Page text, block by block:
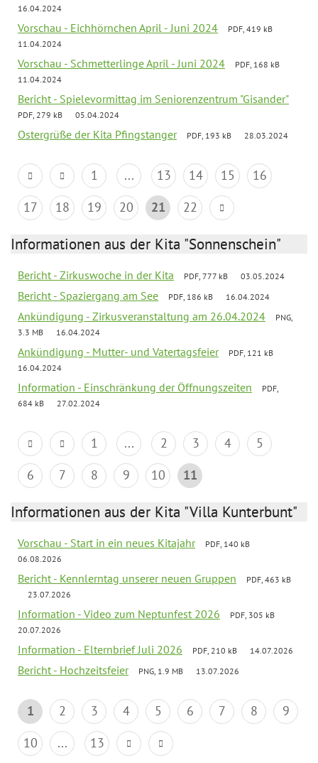
16.04.2024
Vorschau - Eichhörnchen April - Juni 2024
PDF, 419 kB
11.04.2024
Vorschau - Schmetterlinge April - Juni 2024
PDF, 168 kB
11.04.2024
Bericht - Spielevormittag im Seniorenzentrum "Gisander"
PDF, 279 kB 05.04.2024
Ostergrüße der Kita Pfingstanger PDF, 193 kB 28.03.2024
1 ... 13 14 15
16
17
18 19 20 21 22
Informationen aus der Kita "Sonnenschein"
Bericht - Zirkuswoche in der Kita PDF, 777 kB 03.05.2024
Bericht - Spaziergang am See PDF, 186 kB 16.04.2024
Ankündigung - Zirkusveranstaltung am 26.04.2024
PNG,
3.3 MB
16.04.2024
Ankündigung - Mutter- und Vatertagsfeier
PDF, 121 kB
16.04.2024
Information - Einschränkung der Öffnungszeiten
PDF,
684 kB
27.02.2024
1 ... 2 3 4
5
6
7 8 9 10 11
Informationen aus der Kita "Villa Kunterbunt"
Vorschau - Start in ein neues Kitajahr
PDF, 140 kB
06.08.2026
Bericht - Kennlerntag unserer neuen Gruppen
PDF, 463 kB
23.07.2026
Information - Video zum Neptunfest 2026
PDF, 305 kB
20.07.2026
Information - Elternbrief Juli 2026 PDF, 210 kB 14.07.2026
Bericht - Hochzeitsfeier PNG, 1.9 MB 13.07.2026
1 2 3 4 5 6 7 8
9
10
... 13